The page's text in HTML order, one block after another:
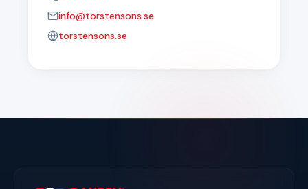
info@torstensons.se
torstensons.se